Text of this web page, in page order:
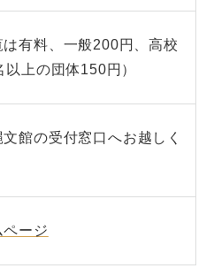
有料、一般200円、高校
上の団体150円）
館の受付窓口へお越しく
ージ